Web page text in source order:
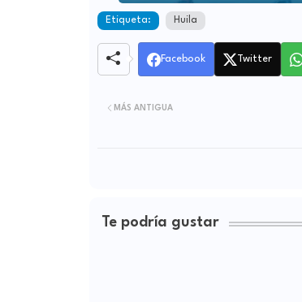
Etiqueta: Huila
Facebook Twitter
MÁS ANTIGUA
Te podría gustar